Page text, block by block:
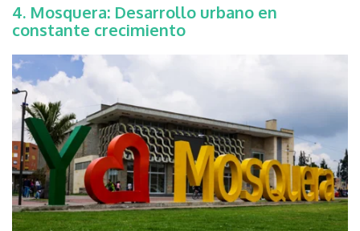
4. Mosquera: Desarrollo urbano en
constante crecimiento